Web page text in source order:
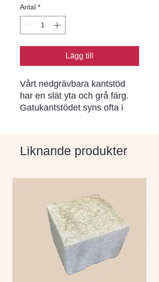
Antal *
Lägg till
Vårt nedgrävbara kantstöd
har en slät yta och grå färg.
Gatukantstödet syns ofta i
marksten.
Liknande produkter